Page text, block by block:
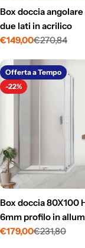
Box doccia
due lati in acrilico
Prezzo
vendita
€149,00
Prezzo €270,84
Offerta a Tempo
-22%
Box doccia 80X100
6mm profilo in
cromo e cristallo
Prezzo
€179,00
Prezzo €231,80